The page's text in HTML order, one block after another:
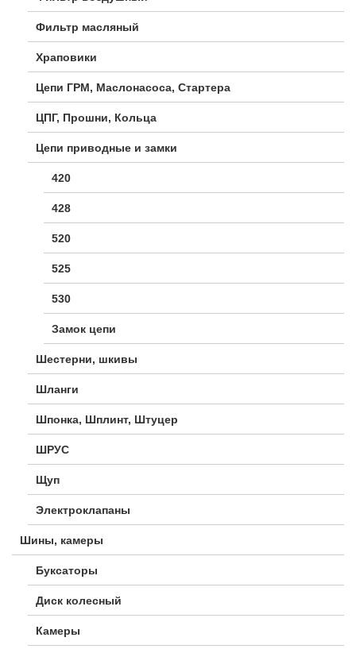
Фильтр масляный
Храповики
Цепи ГРМ, Маслонасоса, Стартера
ЦПГ, Прошни, Кольца
Цепи приводные и замки
420
428
520
525
530
Замок цепи
Шестерни, шкивы
Шланги
Шпонка, Шплинт, Штуцер
ШРУС
Щуп
Электроклапаны
Шины, камеры
Буксаторы
Диск колесный
Камеры